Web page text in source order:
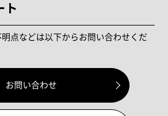
ト
点などは以下からお問い合わせくだ
お問い合わせ